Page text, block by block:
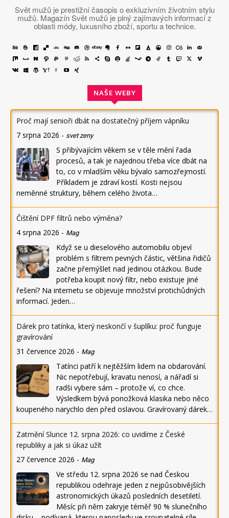
Svět mužů je prestižní časopis o exkluzivním životním stylu
mužů. Magazín Svět mužů je plný zajímavých informací z
oblasti módy, luxusního zboží, sportu a technice.
NAŠE WEBY
Proč mají senioři dbát na dostatečný příjem vápníku
7 srpna 2026 - svet zeny
S přibývajícím věkem se v těle mění řada
procesů, a tak je najednou třeba více dbát na
to, co v mladším věku bývalo samozřejmostí.
Příkladem je zdraví kostí. Kosti nejsou
neměnné struktury, během celého života…
Čištění DPF filtrů nebo výměna?
4 srpna 2026 - Mag
Když se u dieselového automobilu objeví
problém s filtrem pevných částic, většina řidičů
začne přemýšlet nad jedinou otázkou. Bude
potřeba koupit nový filtr, nebo existuje jiné
řešení? Na internetu se objevuje množství protichůdných
informací. Jeden…
Dárek pro tatínka, který neskončí v šuplíku: proč funguje
gravírování
31 července 2026 - Mag
Tatínci patří k nejtěžším lidem na obdarování.
Nic nepotřebují, kravatu nenosí, a nářadí si
radši vybere sám – protože ví, co chce.
Výsledkem bývá ponožková klasika nebo něco
koupeného narychlo den před oslavou. Gravírovaný dárek…
Zatmění Slunce 12. srpna 2026: co uvidíme z České
republiky a jak si úkaz užít
27 července 2026 - Mag
Ve středu 12. srpna 2026 se nad Českou
republikou odehraje jeden z nejpůsobivějších
astronomických úkazů posledních desetiletí.
Měsíc při něm zakryje téměř 90 % slunečního